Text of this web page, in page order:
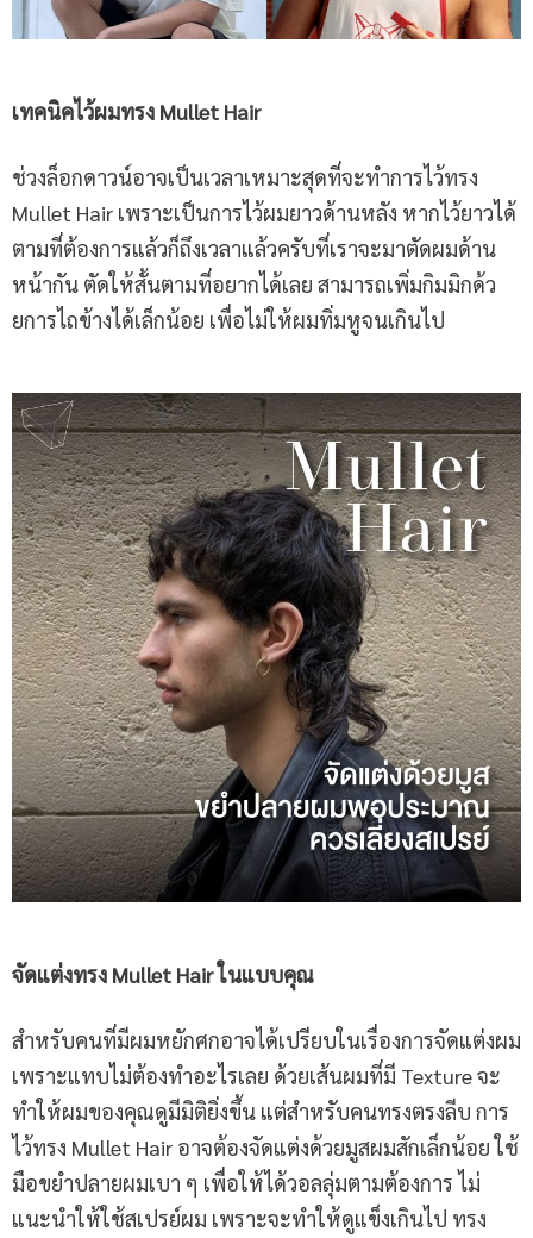
เทคนิคไว้ผมทรง Mullet Hair
ช่วงล็อกดาวน์อาจเป็นเวลาเหมาะสุดที่จะทำการไว้ทรง
Mullet Hair เพราะเป็นการไว้ผมยาวด้านหลัง หากไว้ยาวได้
ตามที่ต้องการแล้วก็ถึงเวลาแล้วครับที่เราจะมาตัดผมด้าน
หน้ากัน ตัดให้สั้นตามที่อยากได้เลย สามารถเพิ่มกิมมิกด้ว
ยการไถข้างได้เล็กน้อย เพื่อไม่ให้ผมทิ่มหูจนเกินไป
จัดแต่งทรง Mullet Hair ในแบบคุณ
สำหรับคนที่มีผมหยักศกอาจได้เปรียบในเรื่องการจัดแต่งผม
เพราะแทบไม่ต้องทำอะไรเลย ด้วยเส้นผมที่มี Texture จะ
ทำให้ผมของคุณดูมีมิติยิ่งขึ้น แต่สำหรับคนทรงตรงลีบ การ
ไว้ทรง Mullet Hair อาจต้องจัดแต่งด้วยมูสผมสักเล็กน้อย ใช้
มือขยำปลายผมเบา ๆ เพื่อให้ได้วอลลุ่มตามต้องการ ไม่
แนะนำให้ใช้สเปรย์ผม เพราะจะทำให้ดูแข็งเกินไป ทรง